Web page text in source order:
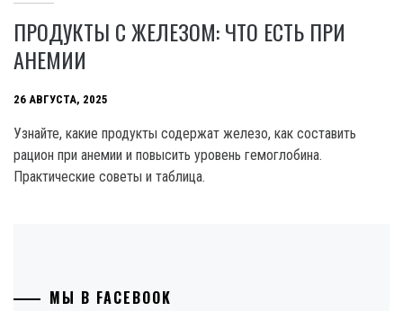
ПРОДУКТЫ С ЖЕЛЕЗОМ: ЧТО ЕСТЬ ПРИ
АНЕМИИ
26 АВГУСТА, 2025
Узнайте, какие продукты содержат железо, как составить
рацион при анемии и повысить уровень гемоглобина.
Практические советы и таблица.
МЫ В FACEBOOK